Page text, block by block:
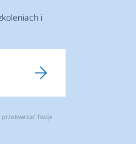
i
Twoje